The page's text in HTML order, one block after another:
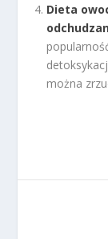
Dieta
można